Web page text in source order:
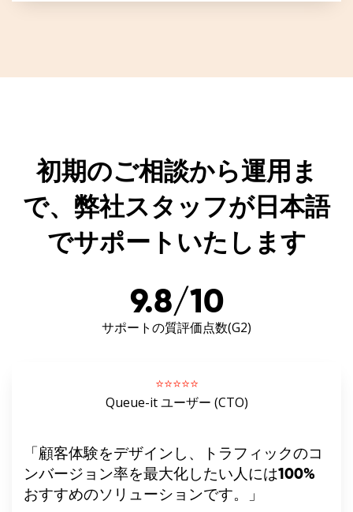
初期のご相談から運用ま
で、弊社スタッフが日本語
でサポートいたします
9.8/10
サポートの質評価点数(G2)
⭐️⭐️⭐️⭐️⭐️
Queue-it ユーザー (CTO)
「顧客体験をデザインし、トラフィックのコ
ンバージョン率を最大化したい人には100%
おすすめのソリューションです。」